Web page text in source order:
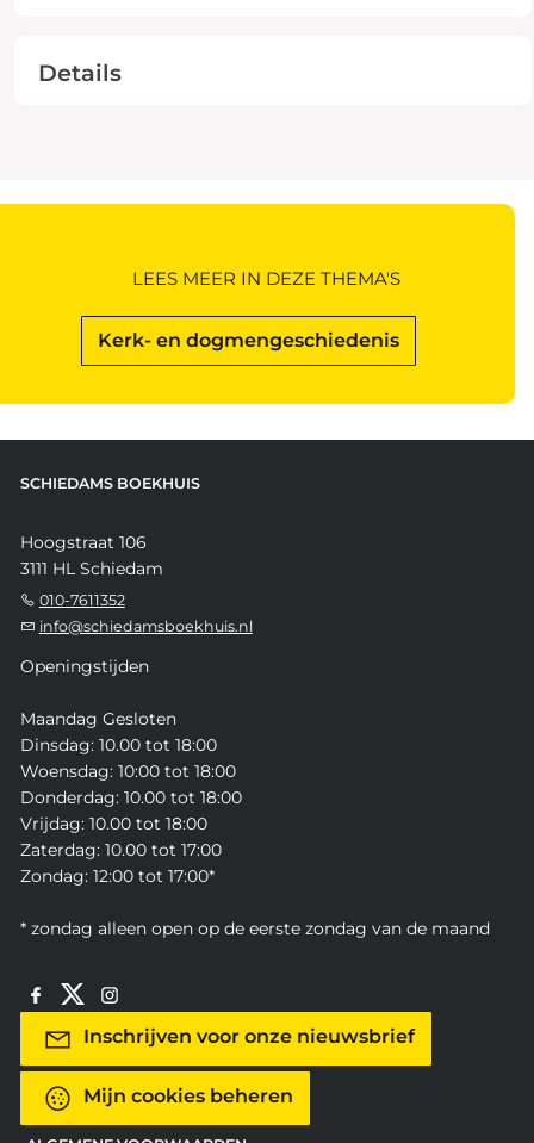
Details
Kerk- en dogmengeschiedenis
LEES MEER IN DEZE THEMA'S
SCHIEDAMS BOEKHUIS
Hoogstraat 106
3111 HL Schiedam
010-7611352
info@schiedamsboekhuis.nl
Openingstijden
Maandag Gesloten
Dinsdag: 10.00 tot 18:00
Woensdag: 10:00 tot 18:00
Donderdag: 10.00 tot 18:00
Vrijdag: 10.00 tot 18:00
Zaterdag: 10.00 tot 17:00
Zondag: 12:00 tot 17:00*
* zondag alleen open op de eerste zondag van de maand
Inschrijven voor onze nieuwsbrief
Mijn cookies beheren